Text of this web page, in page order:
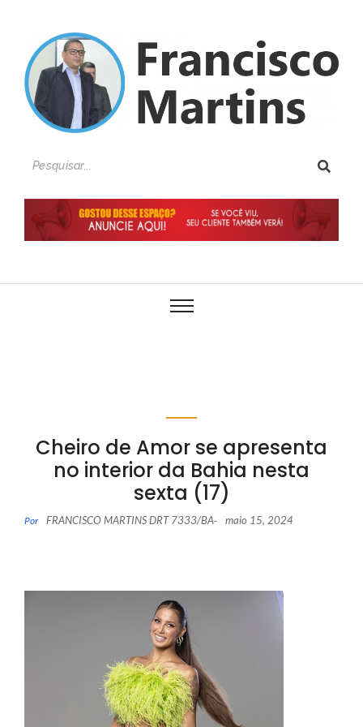
Cheiro de Amor se apresenta
no interior da Bahia nesta
sexta (17)
Por FRANCISCO MARTINS DRT 7333/BA- maio 15, 2024